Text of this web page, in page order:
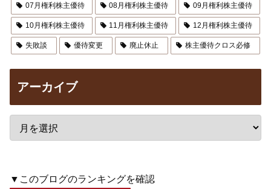
07月権利株主優待 08月権利株主優待 09月権利株主優待
10月権利株主優待 11月権利株主優待 12月権利株主優待
失敗談 優待変更 廃止休止 株主優待クロス必修
アーカイブ
▼このブログのランキングを確認